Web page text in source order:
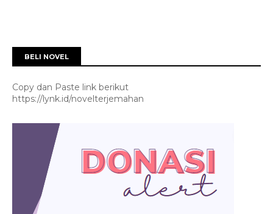
BELI NOVEL
Copy dan Paste link berikut
https://lynk.id/novelterjemahan